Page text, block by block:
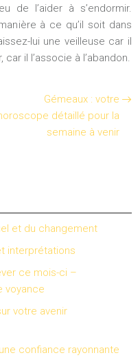
de l’aider à s’endormir.
à ce qu’il soit dans
lui une veilleuse car il
il l’associe à l’abandon.
Gémeaux : votre
détaillé pour la
semaine à venir
et du changement
interprétations
ce mois-ci –
voyance
votre avenir
confiance rayonnante